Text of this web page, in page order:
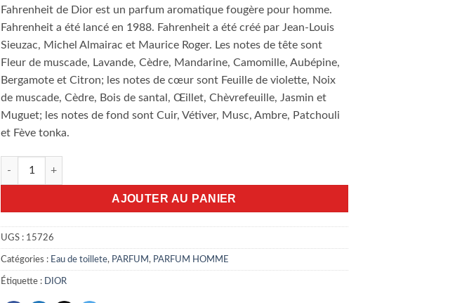
Fahrenheit de Dior est un parfum aromatique fougère pour homme.
Fahrenheit a été lancé en 1988. Fahrenheit a été créé par Jean-Louis
Sieuzac, Michel Almairac et Maurice Roger. Les notes de tête sont
Fleur de muscade, Lavande, Cèdre, Mandarine, Camomille, Aubépine,
Bergamote et Citron; les notes de cœur sont Feuille de violette, Noix
de muscade, Cèdre, Bois de santal, Œillet, Chèvrefeuille, Jasmin et
Muguet; les notes de fond sont Cuir, Vétiver, Musc, Ambre, Patchouli
et Fève tonka.
quantité de Dior Fahrenheit 100ml edt
AJOUTER AU PANIER
UGS : 15726
Catégories : Eau de toillete, PARFUM , PARFUM HOMME
Étiquette : DIOR